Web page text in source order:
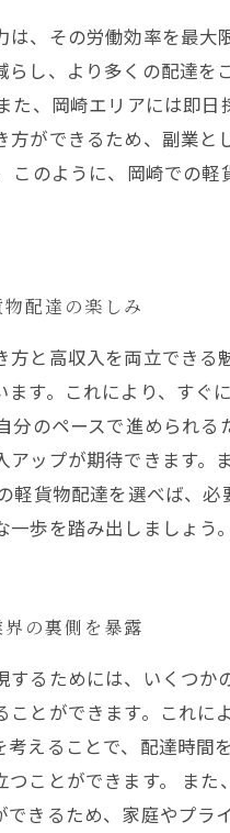
、その労働効率を最
し、より多くの配達
た、岡崎エリアには即
ができるため、副業
このように、岡崎での
配達の楽しみ
と高収入を両立でき
す。これにより、す
分のペースで進められ
ップが期待できます
軽貨物配達を選べば、
歩を踏み出しましょう。
の裏側を暴露
るためには、いくつ
とができます。これ
えることで、配達時
つことができます。 ま
きるため、家庭やプ